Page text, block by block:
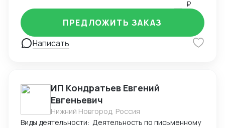
₽
Написать
ПРЕДЛОЖИТЬ ЗАКАЗ
ИП Кондратьев Евгений
Евгеньевич
Нижний Новгород, Россия
Виды деятельности: Деятельность по письменному